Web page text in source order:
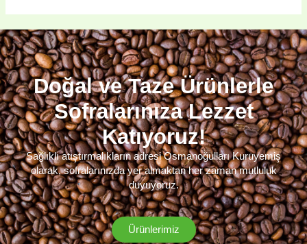
Doğal ve Taze Ürünlerle
Sofralarınıza Lezzet
Katıyoruz!
Sağlıklı atıştırmalıkların adresi Osmanoğulları Kuruyemiş
olarak, sofralarınızda yer almaktan her zaman mutluluk
duyuyoruz.
Ürünlerimiz